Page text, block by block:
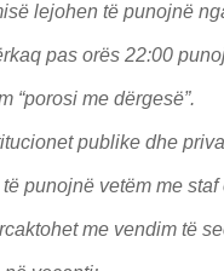
lejohen të punojnë
pas orës 22:00
“porosi me dërgesë”.
publike dhe
punojnë vetëm me staf
me vendim të